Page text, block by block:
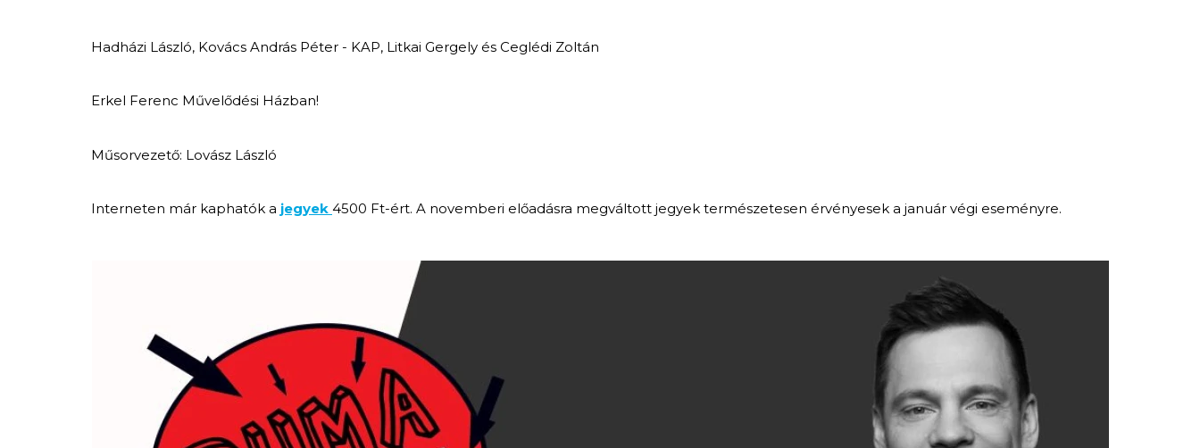
Hadházi László, Kovács András Péter - KAP, Litkai Gergely és Ceglédi Zoltán
Erkel Ferenc Művelődési Házban!
Műsorvezető: Lovász László
Interneten már kaphatók a jegyek 4500 Ft-ért. A novemberi előadásra megváltott jegyek természetesen érvényesek a január végi eseményre.